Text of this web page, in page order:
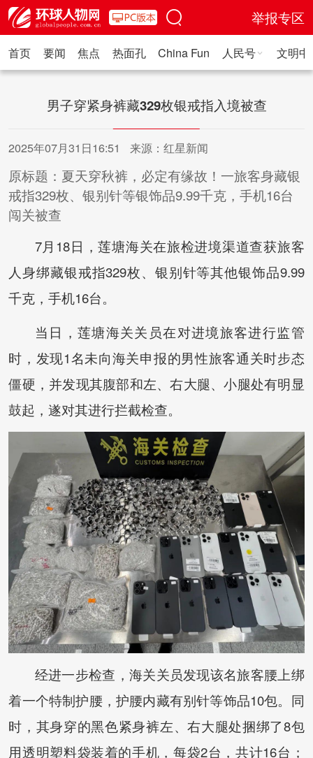
举报专区
首页 要闻 焦点 热面孔 China Fun 人民号 文明
男子穿紧身裤藏329枚银戒指入境被查
2025年07月31日16:51 来源：红星新闻
原标题：夏天穿秋裤，必定有缘故！一旅客身藏银
戒指329枚、银别针等银饰品9.99千克，手机16台
闯关被查
7月18日，莲塘海关在旅检进境渠道查获旅客
人身绑藏银戒指329枚、银别针等其他银饰品9.99
千克，手机16台。
当日，莲塘海关关员在对进境旅客进行监管
时，发现1名未向海关申报的男性旅客通关时步态
僵硬，并发现其腹部和左、右大腿、小腿处有明显
鼓起，遂对其进行拦截检查。
经进一步检查，海关关员发现该名旅客腰上绑
着一个特制护腰，护腰内藏有别针等饰品10包。同
时，其身穿的黑色紧身裤左、右大腿处捆绑了8包
用透明塑料袋装着的手机，每袋2台，共计16台；